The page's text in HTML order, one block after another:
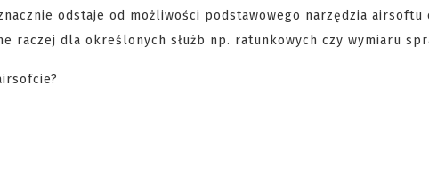
odstaje od możliwości podstawowego narzędzia
raczej dla określonych służb np. ratunkowych czy wymiaru